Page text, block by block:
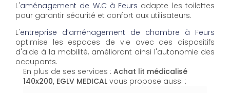
L'aménagement de W.C à Feurs adapte les toilettes
pour garantir sécurité et confort aux utilisateurs.
L'entreprise d’aménagement de chambre à Feurs
optimise les espaces de vie avec des dispositifs
d'aide à la mobilité, améliorant ainsi l'autonomie des
occupants.
En plus de ses services : Achat lit médicalisé
140x200, EGLV MEDICAL vous propose aussi :